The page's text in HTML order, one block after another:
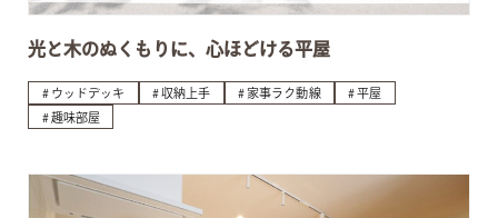
光と木のぬくもりに、心ほどける平屋
ウッドデッキ 収納上手 家事ラク動線
平屋
趣味部屋